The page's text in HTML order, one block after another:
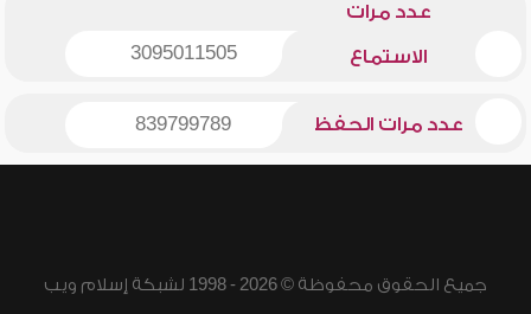
عدد مرات
الاستماع 3095011505
عدد مرات الحفظ 839799789
جميع الحقوق محفوظة © 2026 - 1998 لشبكة إسلام ويب